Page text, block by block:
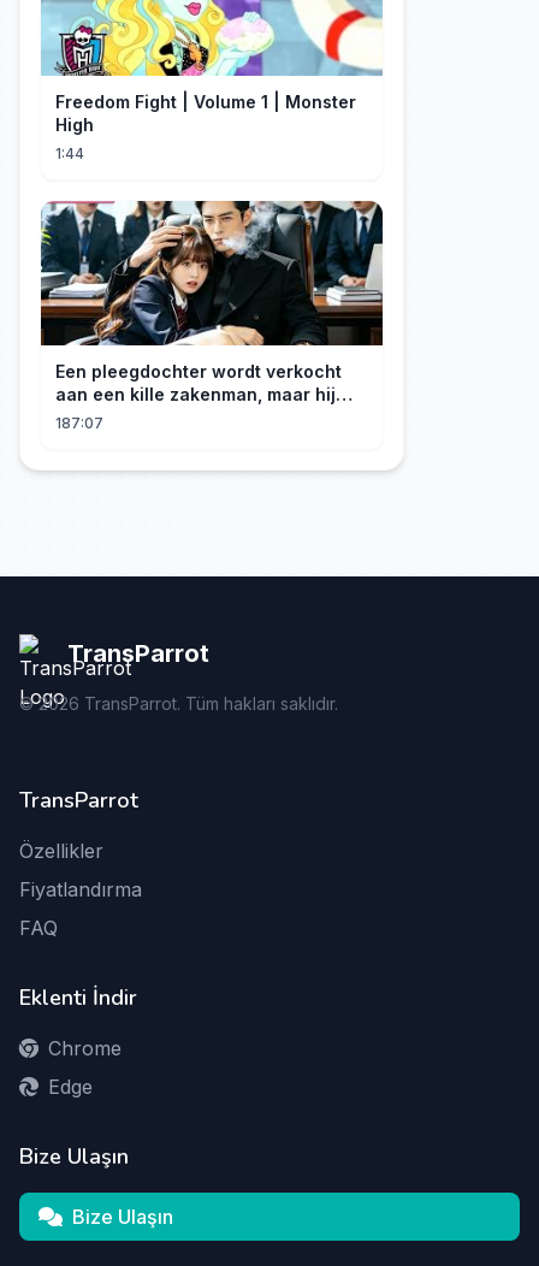
Freedom Fight | Volume 1 | Monster
High
1:44
Een pleegdochter wordt verkocht
aan een kille zakenman, maar hij
wordt verliefd op haar en neemt
187:07
TransParrot
©2026 TransParrot. Tüm hakları saklıdır.
TransParrot
Özellikler
Fiyatlandırma
FAQ
Eklenti İndir
Chrome
Edge
Bize Ulaşın
Bize Ulaşın